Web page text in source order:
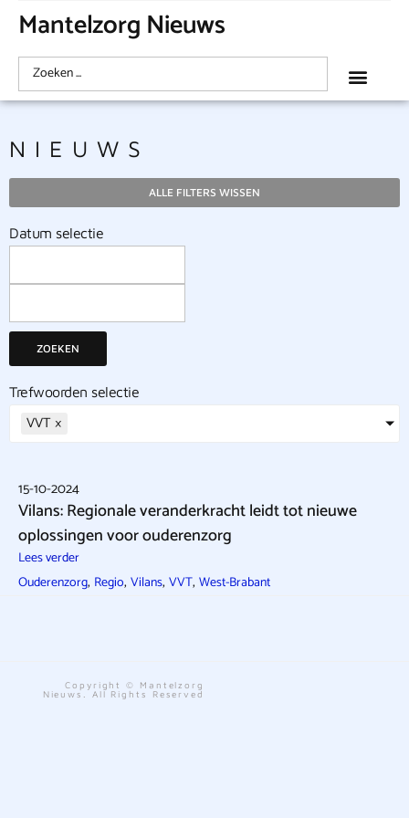
Mantelzorg Nieuws
NIEUWS
ALLE FILTERS WISSEN
Datum selectie
ZOEKEN
Trefwoorden selectie
VVT ×
15-10-2024
Vilans: Regionale veranderkracht leidt tot nieuwe
oplossingen voor ouderenzorg
Lees verder
Ouderenzorg, Regio, Vilans, VVT, West-Brabant
Copyright © Mantelzorg
Nieuws. All Rights Reserved